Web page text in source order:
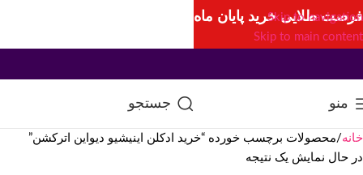
Skip to navigation
Skip to main content
منو جستجو
خانه محصولات برچسب خورده “خرید ادکلن اینیشیو دیواین اترکشن”
در حال نمایش یک نتیجه
فرصت طلایی خرید پایان ماه